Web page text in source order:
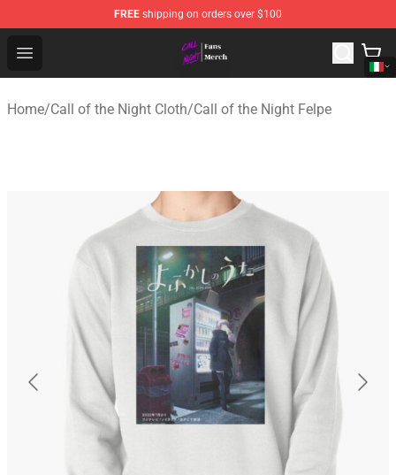
FREE shipping on orders over $100
Open menu
Call of the Night Store - Official Call of the Night
Home/Call of the Night Cloth/Call of the Night Felpe